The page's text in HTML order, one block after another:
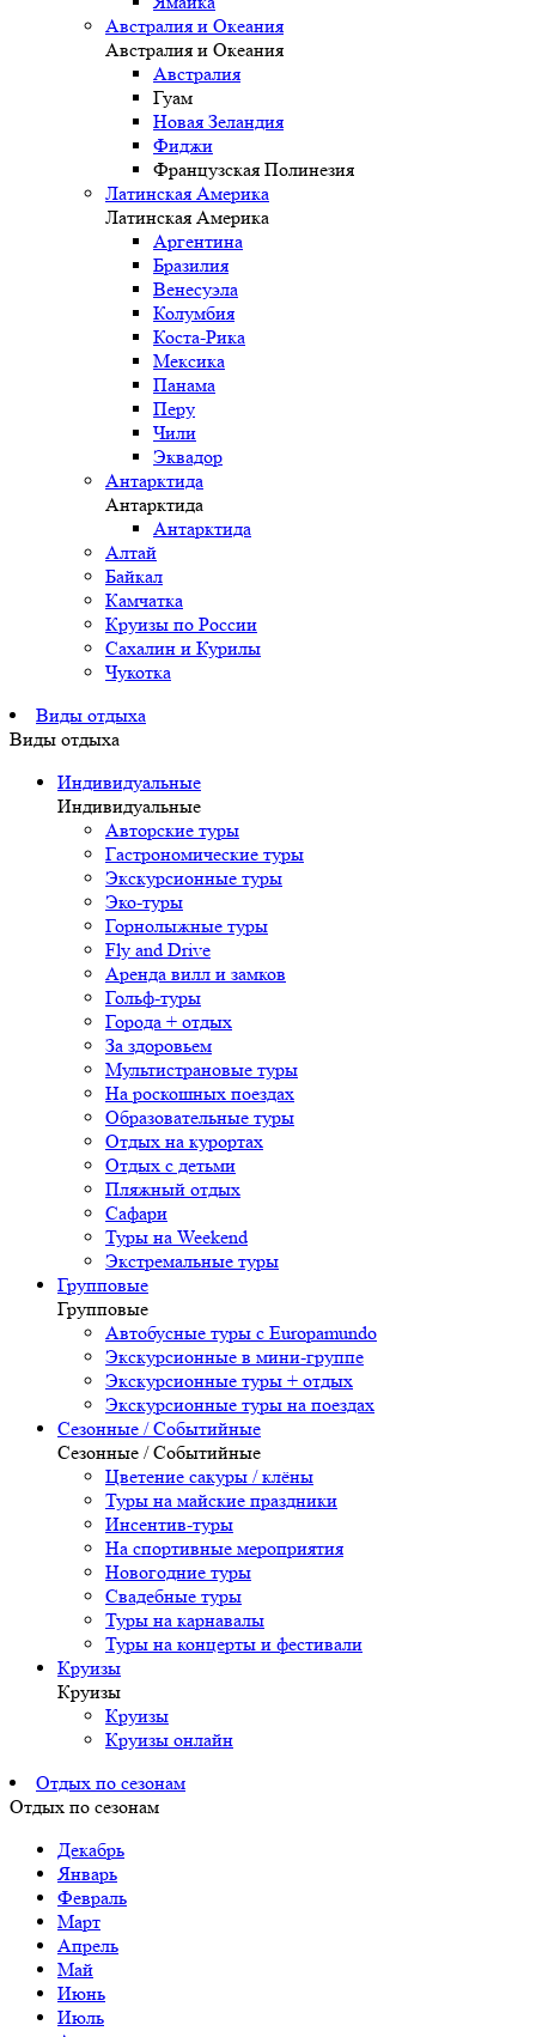
Австралия и Океания
Австралия и Океания
Австралия
Гуам
Новая Зеландия
Фиджи
Французская Полинезия
Латинская Америка
Латинская Америка
Аргентина
Бразилия
Венесуэла
Колумбия
Коста-Рика
Мексика
Панама
Перу
Чили
Эквадор
Антарктида
Антарктида
Антарктида
Алтай
Байкал
Камчатка
Круизы по России
Сахалин и Курилы
Чукотка
Виды отдыха
Виды отдыха
Индивидуальные
Индивидуальные
Авторские туры
Гастрономические туры
Экскурсионные туры
Эко-туры
Горнолыжные туры
Fly and Drive
Аренда вилл и замков
Гольф-туры
Города + отдых
За здоровьем
Мультистрановые туры
На роскошных поездах
Образовательные туры
Отдых на курортах
Отдых с детьми
Пляжный отдых
Сафари
Туры на Weekend
Экстремальные туры
Групповые
Групповые
Автобусные туры с Europamundo
Экскурсионные в мини-группе
Экскурсионные туры + отдых
Экскурсионные туры на поездах
Сезонные / Событийные
Сезонные / Событийные
Цветение сакуры / клёны
Туры на майские праздники
Инсентив-туры
На спортивные мероприятия
Новогодние туры
Свадебные туры
Туры на карнавалы
Туры на концерты и фестивали
Круизы
Круизы
Круизы
Круизы онлайн
Отдых по сезонам
Отдых по сезонам
Декабрь
Январь
Февраль
Март
Апрель
Май
Июнь
Июль